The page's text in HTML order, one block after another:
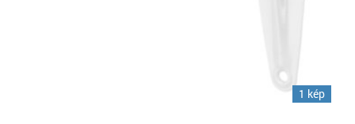
1 kép